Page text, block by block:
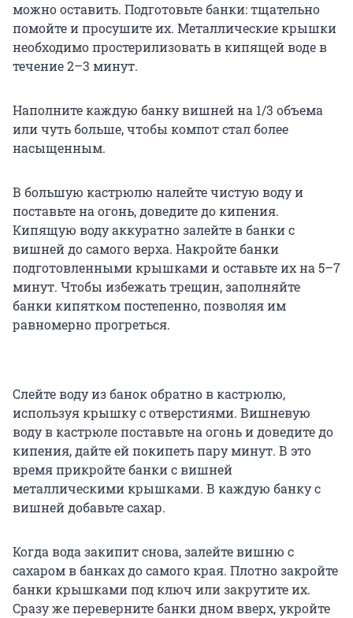
можно оставить. Подготовьте банки: тщательно
помойте и просушите их. Металлические крышки
необходимо простерилизовать в кипящей воде в
течение 2–3 минут.
Наполните каждую банку вишней на 1/3 объема
или чуть больше, чтобы компот стал более
насыщенным.
В большую кастрюлю налейте чистую воду и
поставьте на огонь, доведите до кипения.
Кипящую воду аккуратно залейте в банки с
вишней до самого верха. Накройте банки
подготовленными крышками и оставьте их на 5–7
минут. Чтобы избежать трещин, заполняйте
банки кипятком постепенно, позволяя им
равномерно прогреться.
Слейте воду из банок обратно в кастрюлю,
используя крышку с отверстиями. Вишневую
воду в кастрюле поставьте на огонь и доведите до
кипения, дайте ей покипеть пару минут. В это
время прикройте банки с вишней
металлическими крышками. В каждую банку с
вишней добавьте сахар.
Когда вода закипит снова, залейте вишню с
сахаром в банках до самого края. Плотно закройте
банки крышками под ключ или закрутите их.
Сразу же переверните банки дном вверх, укройте